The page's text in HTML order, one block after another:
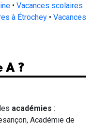
• Vacances scolaires
à Étrochey • Vacances
A ?
académies :
Académie de